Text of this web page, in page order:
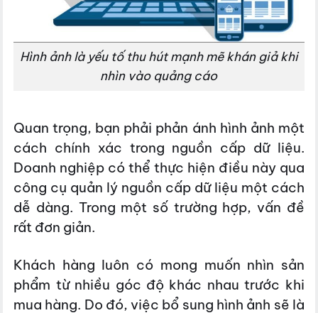
Hình ảnh là yếu tố thu hút mạnh mẽ khán giả khi
nhìn vào quảng cáo
Quan trọng, bạn phải phản ánh hình ảnh một
cách chính xác trong nguồn cấp dữ liệu.
Doanh nghiệp có thể thực hiện điều này qua
công cụ quản lý nguồn cấp dữ liệu một cách
dễ dàng. Trong một số trường hợp, vấn đề
rất đơn giản.
Khách hàng luôn có mong muốn nhìn sản
phẩm từ nhiều góc độ khác nhau trước khi
mua hàng. Do đó, việc bổ sung hình ảnh sẽ là